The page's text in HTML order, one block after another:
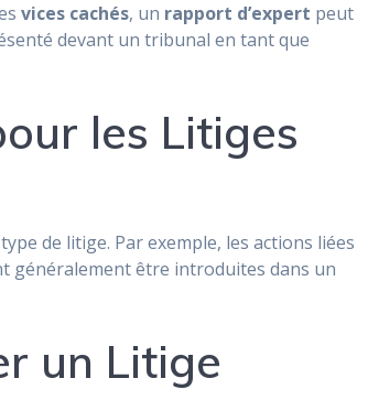
vices cachés, un rapport d’expert peut
devant un tribunal en tant que
les Litiges
de litige. Par exemple, les actions liées
généralement être introduites dans un
un Litige